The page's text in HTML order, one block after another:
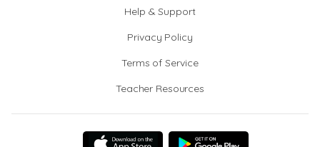
Help & Support
Privacy Policy
Terms of Service
Teacher Resources